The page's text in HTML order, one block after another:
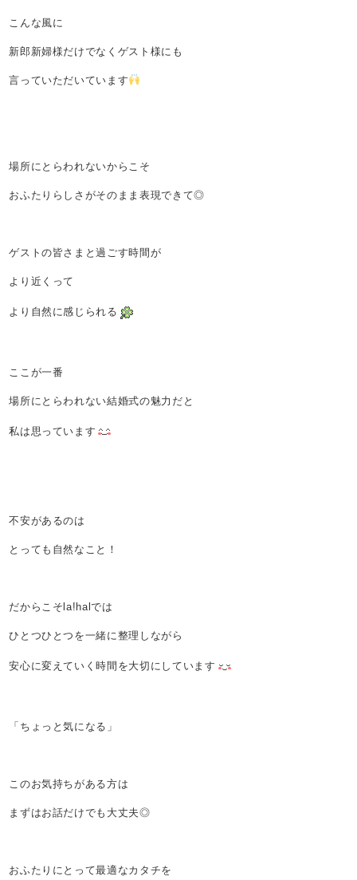
こんな風に
新郎新婦様だけでなくゲスト様にも
言っていただいています
場所にとらわれないからこそ
おふたりらしさがそのまま表現できて◎
ゲストの皆さまと過ごす時間が
より近くって
より自然に感じられる
ここが一番
場所にとらわれない結婚式の魅力だと
私は思っています
不安があるのは
とっても自然なこと！
だからこそla!halでは
ひとつひとつを一緒に整理しながら
安心に変えていく時間を大切にしています
「ちょっと気になる」
このお気持ちがある方は
まずはお話だけでも大丈夫◎
おふたりにとって最適なカタチを